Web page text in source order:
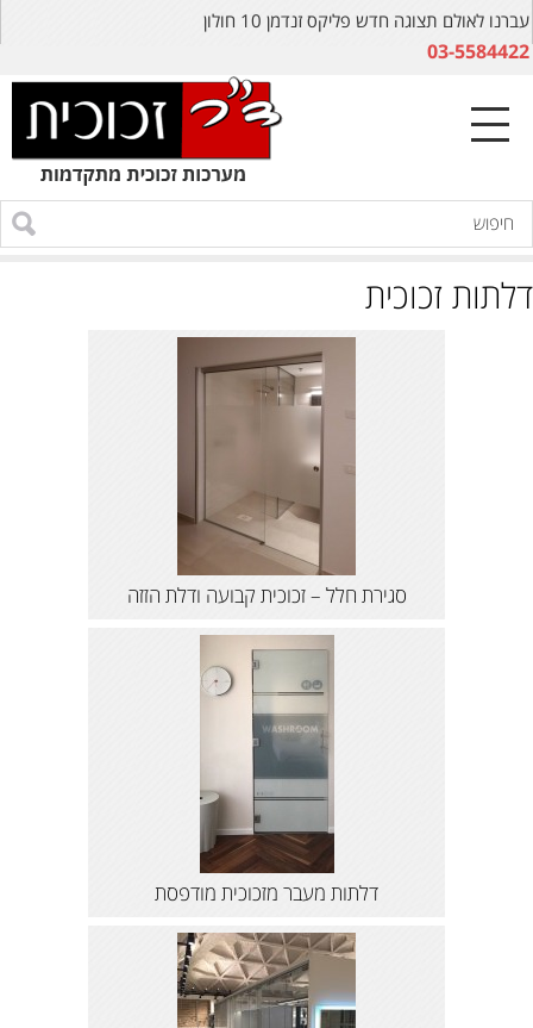
עברנו לאולם תצוגה חדש פליקס זנדמן 10 חולון
03-5584422
דלתות זכוכית
סגירת חלל – זכוכית קבועה ודלת הזזה
דלתות מעבר מזכוכית מודפסת